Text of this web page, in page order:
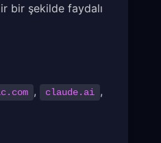
bir şekilde faydalı
, claude.ai ,